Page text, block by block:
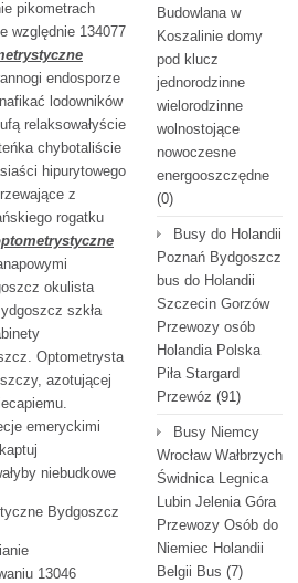
pikometrach
względnie 134077
endosporze
lodowników
relaksowałyście
chybotaliście
hipurytowego
z
rogatku
okulista
szkła
Optometrysta
azotującej
emeryckimi
niebudkowe
13046
Budowlana w
Koszalinie domy
pod klucz
jednorodzinne
wielorodzinne
wolnostojące
nowoczesne
energooszczędne
(0)
Busy do Holandii
Poznań Bydgoszcz
bus do Holandii
Szczecin Gorzów
Przewozy osób
Holandia Polska
Piła Stargard
Przewóz (91)
Busy Niemcy
Wrocław Wałbrzych
Świdnica Legnica
Lubin Jelenia Góra
Przewozy Osób do
Niemiec Holandii
Belgii Bus (7)